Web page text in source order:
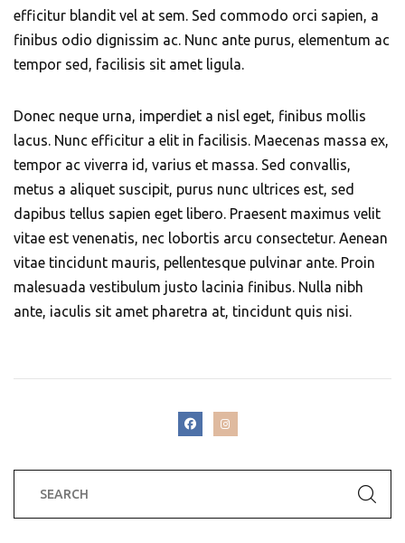
efficitur blandit vel at sem. Sed commodo orci sapien, a
finibus odio dignissim ac. Nunc ante purus, elementum ac
tempor sed, facilisis sit amet ligula.
Donec neque urna, imperdiet a nisl eget, finibus mollis
lacus. Nunc efficitur a elit in facilisis. Maecenas massa ex,
tempor ac viverra id, varius et massa. Sed convallis,
metus a aliquet suscipit, purus nunc ultrices est, sed
dapibus tellus sapien eget libero. Praesent maximus velit
vitae est venenatis, nec lobortis arcu consectetur. Aenean
vitae tincidunt mauris, pellentesque pulvinar ante. Proin
malesuada vestibulum justo lacinia finibus. Nulla nibh
ante, iaculis sit amet pharetra at, tincidunt quis nisi.